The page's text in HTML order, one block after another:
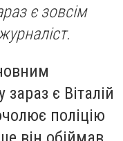
є зовсім
є Віталій
поліцію